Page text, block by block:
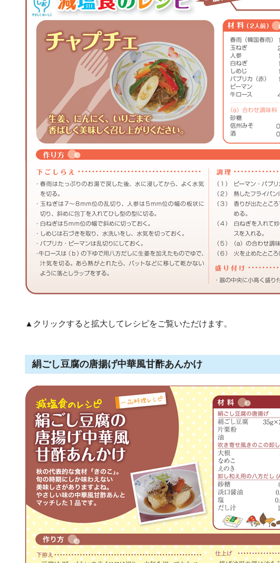
▲クリックすると拡大してレシピをご覧いただけます。
絹ごし豆腐の唐揚げ中華風甘酢あんかけ